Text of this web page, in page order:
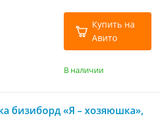
Купить на
Авито
В наличии
бизиборд «Я – хозяюшка»,